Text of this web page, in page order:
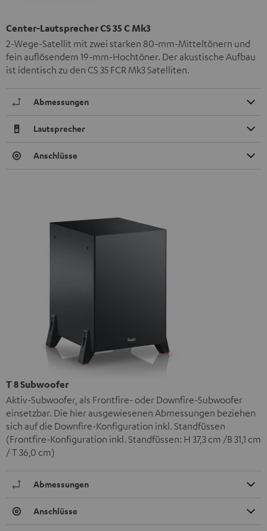
Center-Lautsprecher CS 35 C Mk3
2-Wege-Satellit mit zwei starken 80-mm-Mitteltönern und
fein auflösendem 19-mm-Hochtöner. Der akustische Aufbau
ist identisch zu den CS 35 FCR Mk3 Satelliten.
Abmessungen
Lautsprecher
Anschlüsse
T 8 Subwoofer
Aktiv-Subwoofer, als Frontfire- oder Downfire-Subwoofer
einsetzbar. Die hier ausgewiesenen Abmessungen beziehen
sich auf die Downfire-Konfiguration inkl. Standfüssen
(Frontfire-Konfiguration inkl. Standfüssen: H 37,3 cm /B 31,1 cm
/ T 36,0 cm)
Abmessungen
Anschlüsse